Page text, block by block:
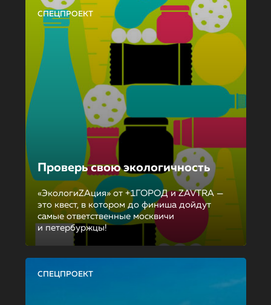
СПЕЦПРОЕКТ
Проверь свою экологичность
«ЭкологиZAция» от +1ГОРОД и ZAVTRA —
это квест, в котором до финиша дойдут
самые ответственные москвичи
и петербуржцы!
СПЕЦПРОЕКТ